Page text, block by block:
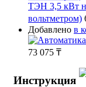
ТЭН 3,5 кВт
вольтметром)
Добавлено в
73 075 ₸
Инструкция